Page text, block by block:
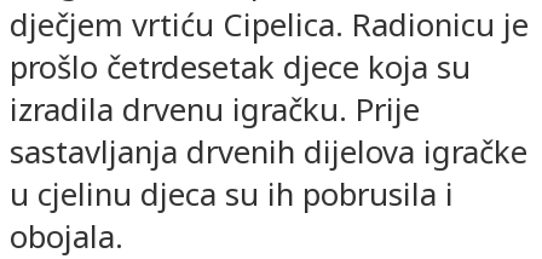
dječjem vrtiću Cipelica. Radionicu je
prošlo četrdesetak djece koja su
izradila drvenu igračku. Prije
sastavljanja drvenih dijelova igračke
u cjelinu djeca su ih pobrusila i
obojala.